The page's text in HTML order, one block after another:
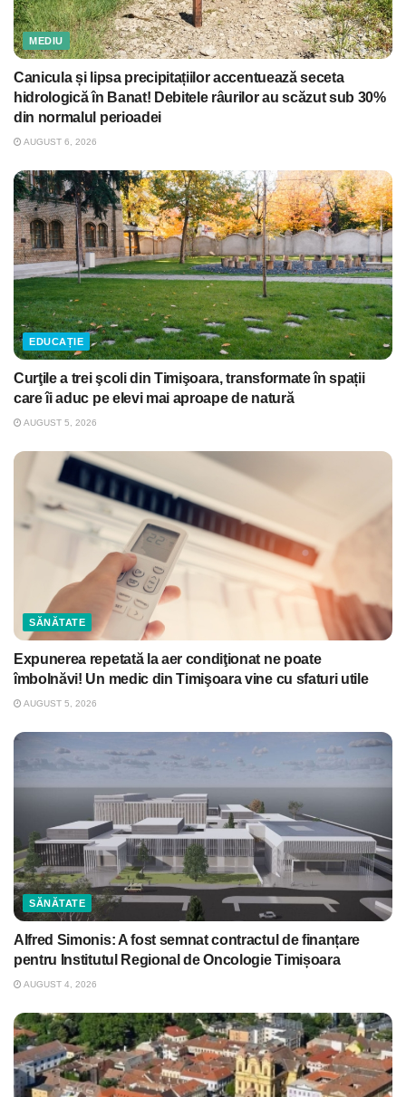
MEDIU
Canicula și lipsa precipitațiilor accentuează seceta
hidrologică în Banat! Debitele râurilor au scăzut sub 30%
din normalul perioadei
AUGUST 6, 2026
EDUCAȚIE
Curţile a trei şcoli din Timişoara, transformate în spații
care îi aduc pe elevi mai aproape de natură
AUGUST 5, 2026
SĂNĂTATE
Expunerea repetată la aer condiţionat ne poate
îmbolnăvi! Un medic din Timişoara vine cu sfaturi utile
AUGUST 5, 2026
SĂNĂTATE
Alfred Simonis: A fost semnat contractul de finanțare
pentru Institutul Regional de Oncologie Timișoara
AUGUST 4, 2026